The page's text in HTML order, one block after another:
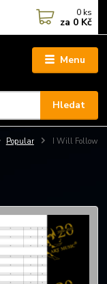
Menu
Hledat
0 ks
za 0 Kč
Popular
I Will Follow